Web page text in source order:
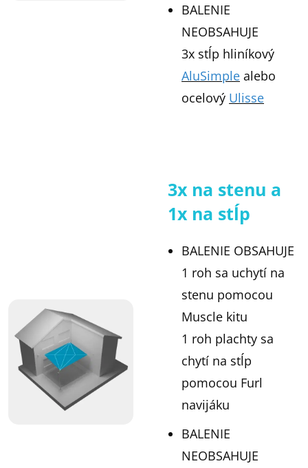
BALENIE
NEOBSAHUJE
3x stĺp hliníkový
AluSimple alebo
ocelový Ulisse
3x na stenu a
1x na stĺp
BALENIE OBSAHUJE
1 roh sa uchytí na
stenu pomocou
Muscle kitu
1 roh plachty sa
chytí na stĺp
pomocou Furl
navijáku
BALENIE
NEOBSAHUJE